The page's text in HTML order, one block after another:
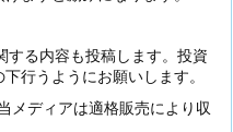
る内容も投稿します。投資
行うようにお願いします。
メディアは適格販売により収